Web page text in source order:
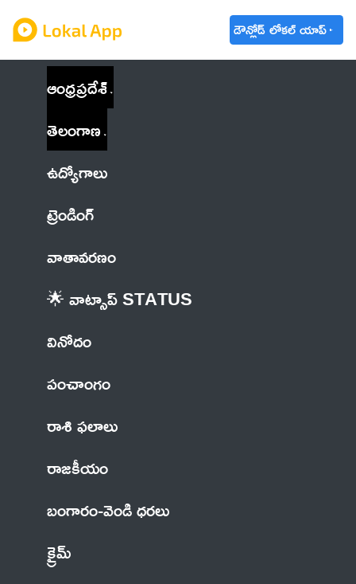
డౌన్లోడ్ లోకల్ యాప్
ఆంధ్రప్రదేశ్
తెలంగాణ
ఉద్యోగాలు
ట్రెండింగ్
వాతావరణం
🌟 వాట్సాప్ STATUS
వినోదం
పంచాంగం
రాశి ఫలాలు
రాజకీయం
బంగారం-వెండి ధరలు
క్రైమ్